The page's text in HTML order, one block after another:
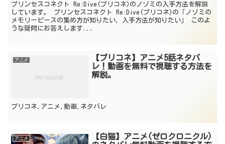
プリンセスコネクト Re:Dive(プリコネ)のノゾミの入手方法を解説
しています。 プリンセスコネクト Re:Dive(プリコネ)の「ノゾミの
メモリーピースの集め方が知りたい、入手方法が知りたい」 このよ
うな疑問にお答えします...
アニメ
【プリコネ】アニメ5話ネタバ
レ！動画を無料で視聴する方法を
解説。
プリコネ,アニメ,動画,ネタバレ
アニメ
【白猫】アニメ(ゼロクロニクル)